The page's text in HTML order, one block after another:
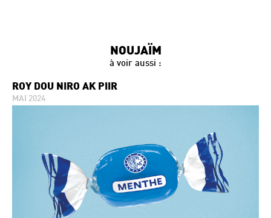
NOUJAÏM
à voir aussi :
ROY DOU NIRO AK PIIR
MAI 2024